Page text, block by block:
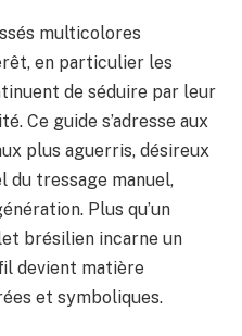
multicolores
en particulier les
de séduire par leur
Ce guide s’adresse aux
plus aguerris, désireux
du tressage manuel,
Plus qu’un
brésilien incarne un
devient matière
et symboliques.